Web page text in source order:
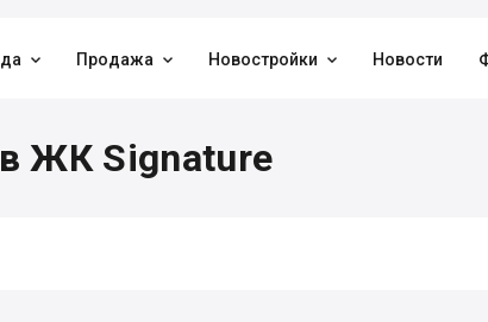
 Продажа  Новостройки  Новости
ЖК Signature